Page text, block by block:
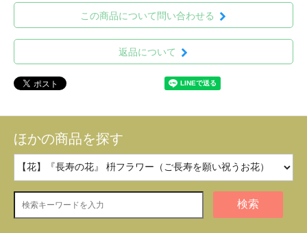
この商品について問い合わせる
返品について
ほかの商品を探す
検索